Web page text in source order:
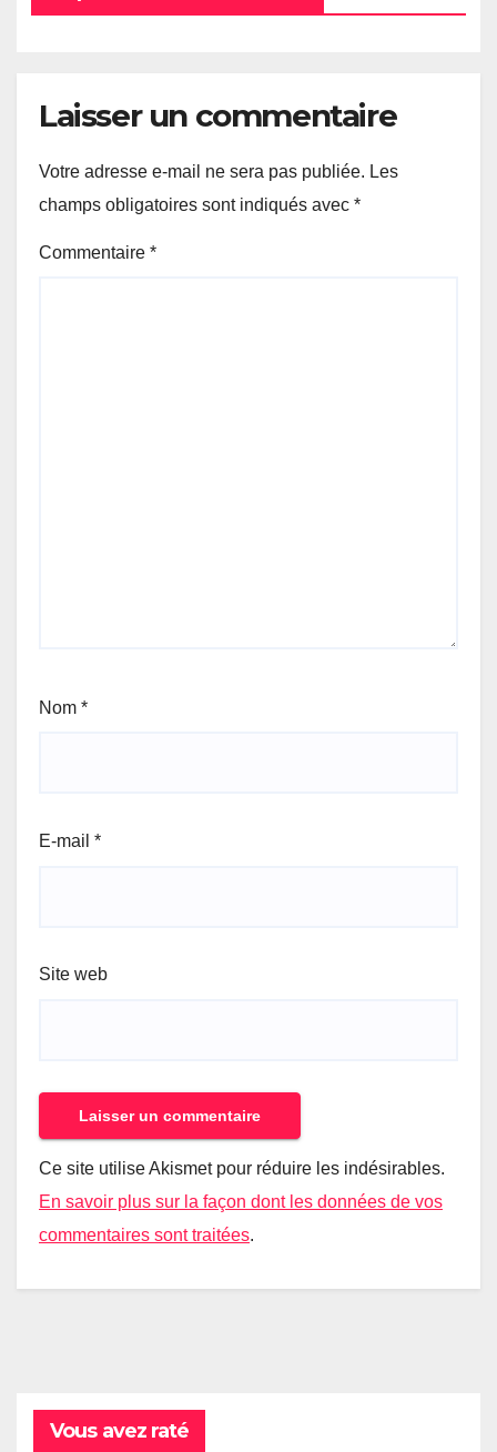
Laisser un commentaire
Votre adresse e-mail ne sera pas publiée. Les
champs obligatoires sont indiqués avec *
Commentaire *
Nom *
E-mail *
Site web
Ce site utilise Akismet pour réduire les indésirables.
En savoir plus sur la façon dont les données de vos
commentaires sont traitées.
Vous avez raté